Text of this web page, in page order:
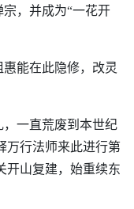
，并成为“一花开
能在此隐修，改灵
一直荒废到本世纪
万行法师来此进行第
开山复建，始重续东